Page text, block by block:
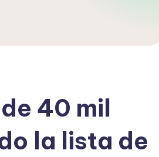
40 mil
la lista de